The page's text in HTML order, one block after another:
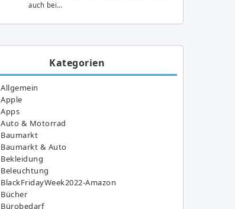
auch bei…
Kategorien
Allgemein
Apple
Apps
Auto & Motorrad
Baumarkt
Baumarkt & Auto
Bekleidung
Beleuchtung
BlackFridayWeek2022-Amazon
Bücher
Bürobedarf